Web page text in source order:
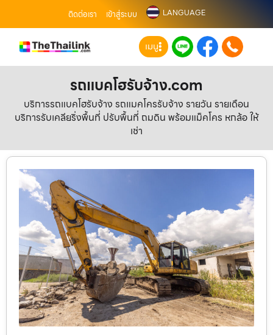
ติดต่อเรา เข้าสู่ระบบ LANGUAGE
เมนู
รถแบคโฮรับจ้าง.com
บริการรถแบคโฮรับจ้าง รถแมคโครรับจ้าง รายวัน รายเดือน
บริการรับเคลียริ่งพื้นที่ ปรับพื้นที่ ถมดิน พร้อมแม็คโคร หกล้อ ให้
เช่า